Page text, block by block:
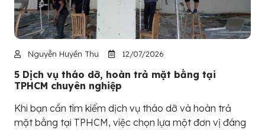
Nguyễn Huyền Thu 12/07/2026
5 Dịch vụ tháo dỡ, hoàn trả mặt bằng tại
TPHCM chuyên nghiệp
Khi bạn cần tìm kiếm dịch vụ tháo dỡ và hoàn trả
mặt bằng tại TPHCM, việc chọn lựa một đơn vị đáng